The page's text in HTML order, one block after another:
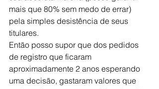
mais que 80% sem medo de errar)
pela simples desistência de seus
titulares.
Então posso supor que dos pedidos
de registro que ficaram
aproximadamente 2 anos esperando
uma decisão, gastaram valores que